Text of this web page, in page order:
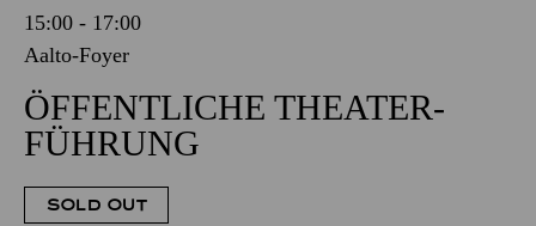
15:00 - 17:00
Aalto-Foyer
ÖFFENTLICHE THEATER­
FÜHRUNG
SOLD OUT